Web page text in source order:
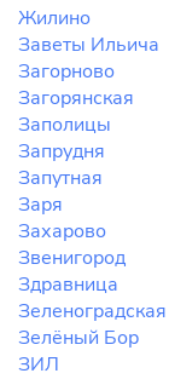
Жилино
Заветы Ильича
Загорново
Загорянская
Заполицы
Запрудня
Запутная
Заря
Захарово
Звенигород
Здравница
Зеленоградская
Зелёный Бор
ЗИЛ